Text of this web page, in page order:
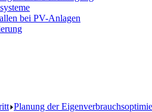
bei PV-Anlagen
Planung der